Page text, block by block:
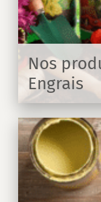
Nos
Engrais